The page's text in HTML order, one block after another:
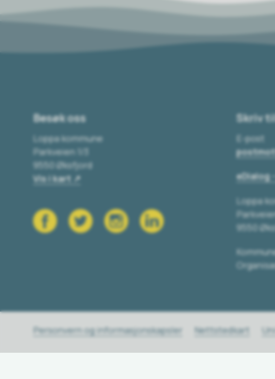
Besøk oss
Loppa kommune
Parkveien 1/3
9550 Øksfjord
Vis i kart
Skriv
E-post
eDialog
Loppa
9550
Personvern og informasjonskapsler Nettstedkart